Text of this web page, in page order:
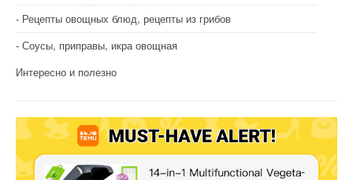
Рецепты овощных блюд, рецепты из грибов
Соусы, приправы, икра овощная
Интересно и полезно